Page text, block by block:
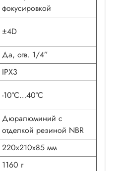
фокусировкой
±4D
Да, отв. 1/4”
IPX3
-10°С…40°С
Дюралюминий с
отделкой резиной NBR
220х210х85 мм
1160 г